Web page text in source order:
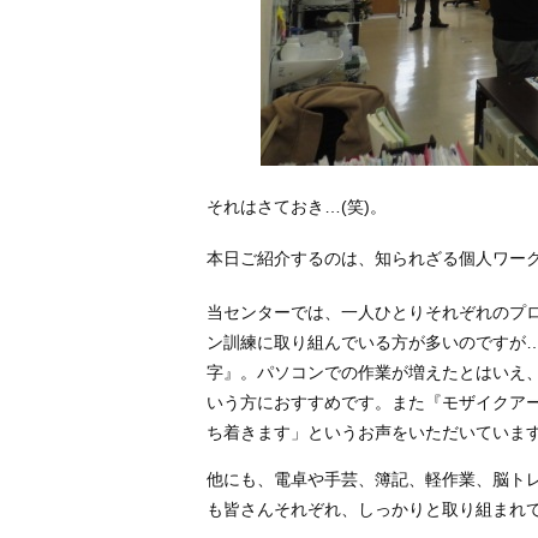
それはさておき…(笑)。
本日ご紹介するのは、知られざる個人ワー
当センターでは、一人ひとりそれぞれのプ
ン訓練に取り組んでいる方が多いのです
字』。パソコンでの作業が増えたとはいえ
いう方におすすめです。また『モザイクア
ち着きます」というお声をいただいていま
他にも、電卓や手芸、簿記、軽作業、脳
も皆さんそれぞれ、しっかりと取り組まれ